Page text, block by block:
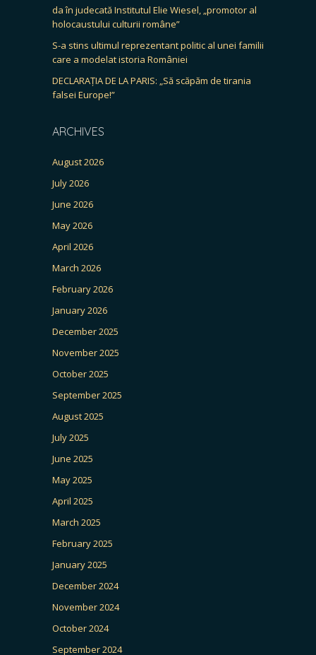
da în judecată Institutul Elie Wiesel, „promotor al
holocaustului culturii române”
S-a stins ultimul reprezentant politic al unei familii
care a modelat istoria României
DECLARAȚIA DE LA PARIS: „Să scăpăm de tirania
falsei Europe!”
ARCHIVES
August 2026
July 2026
June 2026
May 2026
April 2026
March 2026
February 2026
January 2026
December 2025
November 2025
October 2025
September 2025
August 2025
July 2025
June 2025
May 2025
April 2025
March 2025
February 2025
January 2025
December 2024
November 2024
October 2024
September 2024